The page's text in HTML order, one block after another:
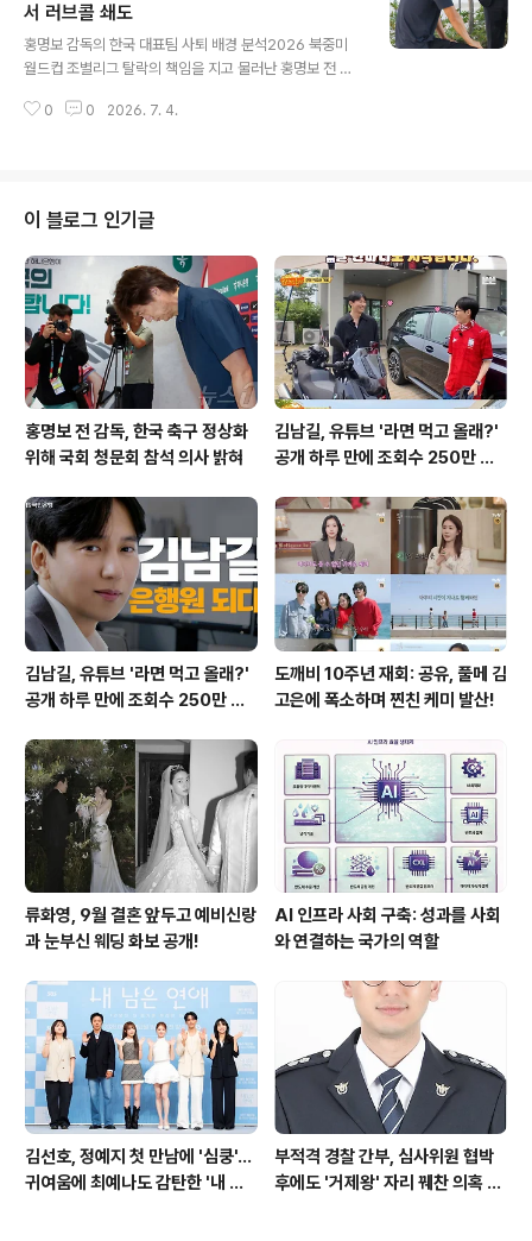
동차 공장의 높은 생산 비용은 경쟁력 약화의 주요 원인으
로 지목됩니다. 또한, 과거 폭스바겐의 성장을 견인했던 중
국 시장에서 BYD 등 현지 전기차 업체에 밀려 판매량이 급
와 소프트웨어 경쟁력 부족이 이러한 상황을 더욱 악화시
서 러브콜 쇄도
홍명보 감독의 한국 대표팀 사퇴 배경 분석2026 북중미
월드컵 조별리그 탈락의 책임을 지고 물러난 홍명보 전 한
습니다. 일본 매체는 홍 감독이 한국 내 비판 여론과 정치권
적 평가반면 일본 축구계에서는 홍명보 감독의 지도력과
인품을 높이 평가하는 분위기입니다. 한 J리그 관계자는 홍
감독이 인품이 훌륭하고 일본에 우호적인 인물이며 지도자
로서도 일류라고 언급했습니다. 그는 홍 감독이 일본에서
지도자 생활을 하는 것이 나을 수 있다고 덧붙였습니다. 홍
명보 감독의 일본 축구계에서..
0 0 2026. 7. 4.
이 블로그 인기글
홍명보 전 감독, 한국 축구 정상화
위해 국회 청문회 참석 의사 밝혀
김남길, 유튜브 '라면 먹고 올래?'
공개 하루 만에 조회수 250만 돌
김남길, 유튜브 '라면 먹고 올래?'
공개 하루 만에 조회수 250만 돌
도깨비 10주년 재회: 공유, 풀메 김
고은에 폭소하며 찐친 케미 발산!
류화영, 9월 결혼 앞두고 예비신랑
과 눈부신 웨딩 화보 공개!
AI 인프라 사회 구축: 성과를 사회
와 연결하는 국가의 역할
김선호, 정예지 첫 만남에 '심쿵'…
귀여움에 최예나도 감탄한 '내 남
부적격 경찰 간부, 심사위원 협박
후에도 '거제왕' 자리 꿰찬 의혹 진